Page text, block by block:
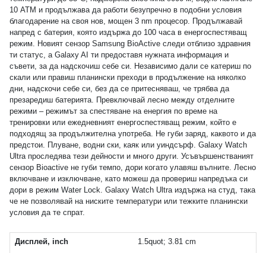
10 ATM и продължава да работи безупречно в подобни условия
благодарение на своя нов, мощен 3 nm процесор. Продължавай
напред с батерия, която издържа до 100 часа в енергоспестяващ
режим. Новият сензор Samsung BioActive следи отблизо здравния
ти статус, а Galaxy AI ти предоставя нужната информация и
съвети, за да надскочиш себе си. Независимо дали се катериш по
скали или правиш планински преходи в продължение на няколко
дни, надскочи себе си, без да се притесняваш, че трябва да
презаредиш батерията. Превключвай лесно между отделните
режими – режимът за спестяване на енергия по време на
тренировки или ежедневният енергоспестяващ режим, който е
подходящ за продължителна употреба. Не губи заряд, каквото и да
предстои. Плуване, водни ски, каяк или уиндсърф. Galaxy Watch
Ultra проследява тези дейности и много други. Усъвършенстваният
сензор Bioactive не губи темпо, дори когато улавяш вълните. Лесно
включване и изключване, като можеш да провериш напредъка си
дори в режим Water Lock. Galaxy Watch Ultra издържа на студ, така
че не позволявай на ниските температури или тежките планински
условия да те спрат.
Дисплей, inch
1.5quot; 3.81 cm